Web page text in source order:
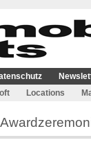
Locations